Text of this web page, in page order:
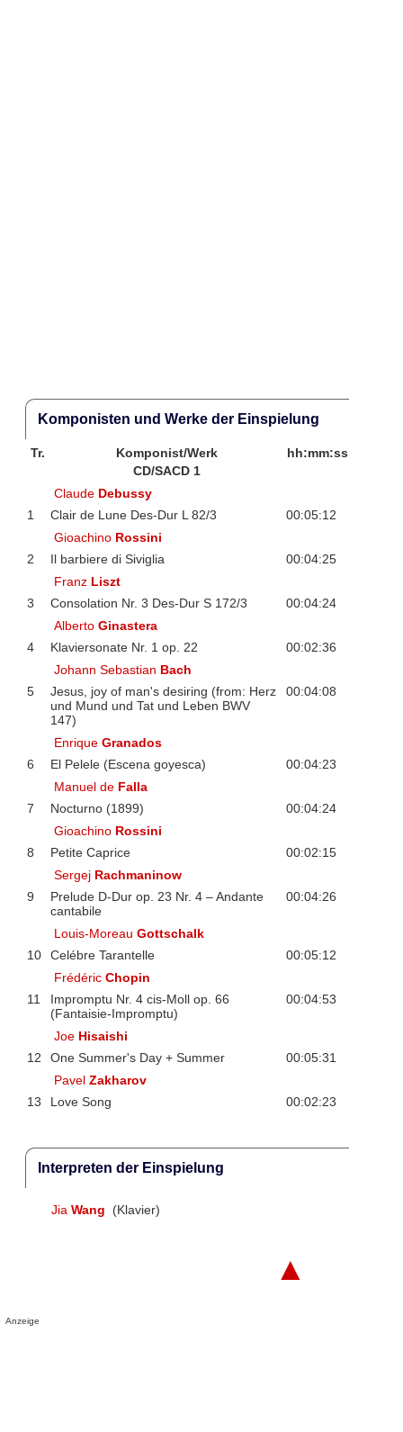
Komponisten und Werke der Einspielung
Tr. Komponist/Werk
hh:mm:ss
CD/SACD 1
Claude Debussy
1
Clair de Lune Des-Dur L 82/3
00:05:12
Gioachino Rossini
2
Il barbiere di Siviglia
00:04:25
Franz Liszt
3
Consolation Nr. 3 Des-Dur S 172/3
00:04:24
AlbertoGinastera
4
Klaviersonate Nr. 1 op. 22
00:02:36
Johann Sebastian Bach
5
Jesus, joy of man's desiring (from: Herz
und Mund und Tat und Leben BWV
147)
00:04:08
EnriqueGranados
6
El Pelele (Escena goyesca)
00:04:23
Manuel de Falla
7
Nocturno (1899)
00:04:24
Gioachino Rossini
8
Petite Caprice
00:02:15
Sergej Rachmaninow
9
Prelude D-Dur op. 23 Nr. 4 – Andante
cantabile
00:04:26
Louis-MoreauGottschalk
10
Celébre Tarantelle
00:05:12
FrédéricChopin
11
Impromptu Nr. 4 cis-Moll op. 66
(Fantaisie-Impromptu)
00:04:53
Joe Hisaishi
12
One Summer's Day + Summer
00:05:31
PavelZakharov
13
Love Song 00:02:23
Interpreten der Einspielung
Jia Wang (Klavier)
▲
Anzeige